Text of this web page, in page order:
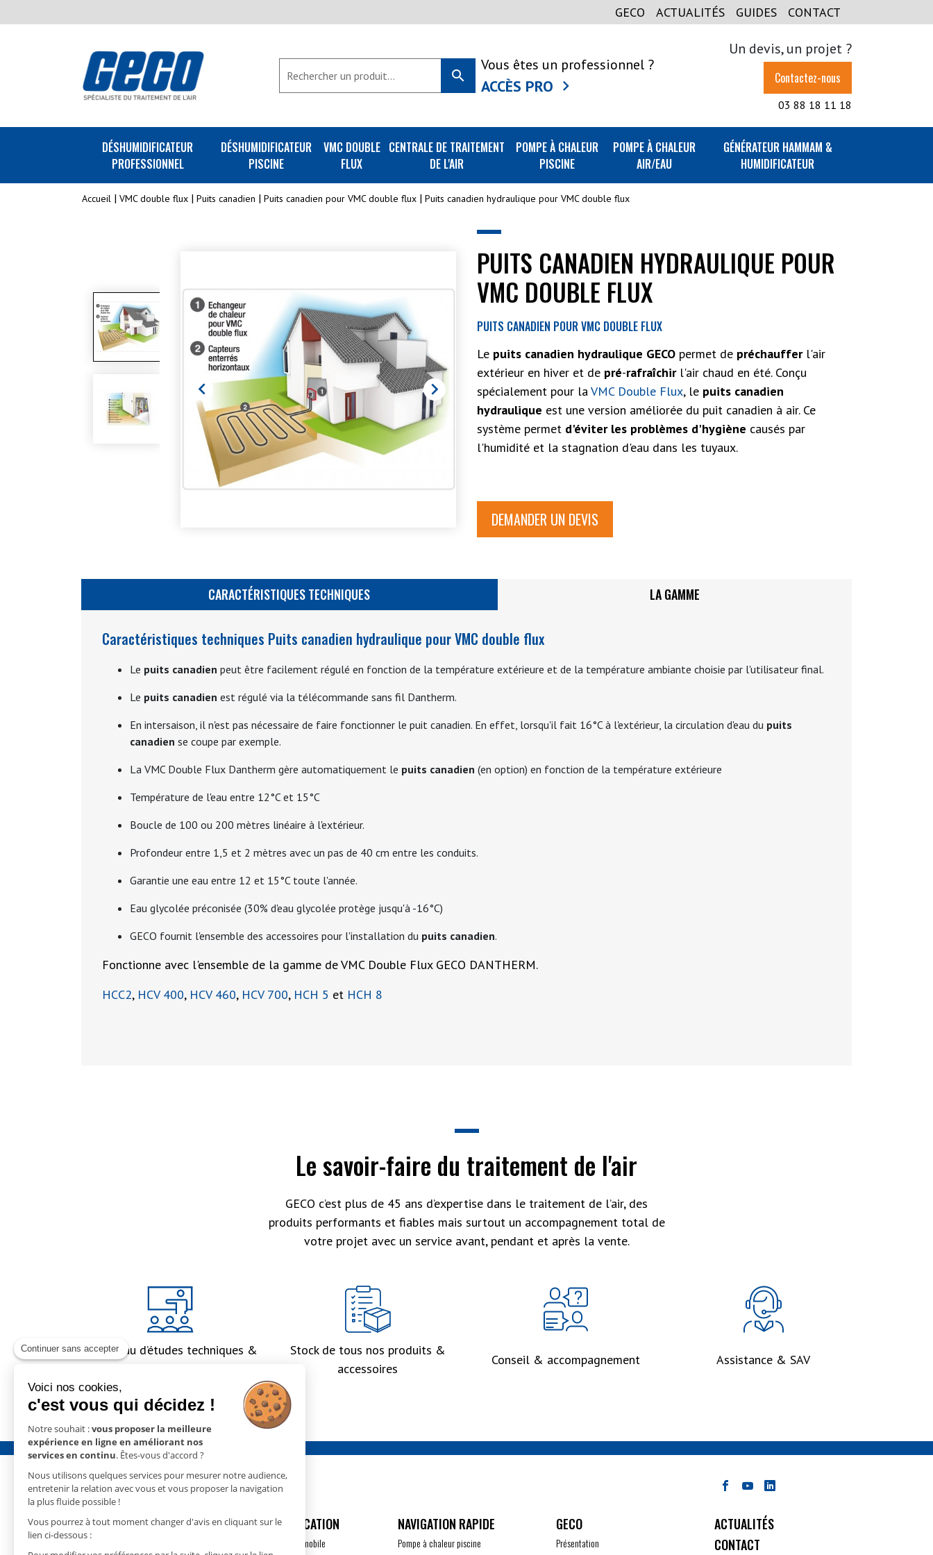
Continuer sans accepter
Voici nos cookies,
c'est vous qui décidez !
Notre souhait :vous proposer la meilleure
expérience en ligne en améliorant nos
services en continu. Êtes-vous d'accord ?
Nous utilisons quelques services pour mesurer notre audience,
entretenir la relation avec vous et vous proposer la navigation
la plus fluide possible !
Vous pourrez à tout moment changer d'avis en cliquant sur le
lien ci-dessous :
GECO ACTUALITÉS GUIDES CONTACT
search
Vous êtes un professionnel ?
ACCÈS PRO
Un devis, un projet ?
Contactez-nous
03 88 18 11 18
DÉSHUMIDIFICATEUR
PROFESSIONNEL
DÉSHUMIDIFICATEUR
PISCINE
VMC DOUBLE
FLUX
CENTRALE DE TRAITEMENT
DE L'AIR
POMPE À CHALEUR
PISCINE
POMPE À CHALEUR
AIR/EAU
GÉNÉRATEUR HAMMAM &
HUMIDIFICATEUR
Accueil VMC double flux Puits canadien Puits canadien pour VMC double flux Puits canadien hydraulique pour VMC double flux
 
PUITS CANADIEN HYDRAULIQUE POUR
VMC DOUBLE FLUX
PUITS CANADIEN POUR VMC DOUBLE FLUX
Le puits canadien hydraulique GECO permet de préchaufferl'air
extérieur en hiver et de pré-rafraîchirl'air chaud en été. Conçu
spécialement pour laVMC Double Flux, le puits canadien
hydraulique est une version améliorée du puit canadien à air. Ce
système permet d'éviter les problèmes d'hygiène causés par
l'humidité et la stagnation d'eau dans les tuyaux.
DEMANDER UN DEVIS
CARACTÉRISTIQUES TECHNIQUES LA GAMME
Caractéristiques techniques Puits canadien hydraulique pour VMC double flux
Le puits canadien peut être facilement régulé en fonction de la température extérieure et de la température ambiante choisie par l'utilisateur final.
Le puits canadien est régulé via la télécommande sans fil Dantherm.
En intersaison, il n'est pas nécessaire de faire fonctionner le puit canadien. En effet, lorsqu'il fait 16°C à l'extérieur, la circulation d'eau du puits
canadien se coupe par exemple.
La VMC Double Flux Dantherm gère automatiquement le puits canadien (en option) en fonction de la température extérieure
Température de l'eau entre 12°C et 15°C
Boucle de 100 ou 200 mètres linéaire à l'extérieur.
Profondeur entre 1,5 et 2 mètres avec un pas de 40 cm entre les conduits.
Garantie une eau entre 12 et 15°C toute l'année.
Eau glycolée préconisée (30% d'eau glycolée protège jusqu'à -16°C)
GECO fournit l'ensemble des accessoires pour l'installation du puits canadien.
Fonctionne avec l'ensemble de la gamme de VMC Double Flux GECO DANTHERM.
HCC2, HCV 400, HCV 460, HCV 700, HCH 5 et HCH 8
Le savoir-faire du traitement de l'air
GECO c’est plus de 45 ans d’expertise dans le traitement de l’air, des
produits performants et fiables mais surtout un accompagnement total de
votre projet avec un service avant, pendant et après la vente.
Un bureau d’études techniques &
Stock de tous nos produits &
accessoires
Conseil & accompagnement Assistance & SAV
GECO- 15 rue Nicolas Cugnot
67410 DRUSENHEIM
DÉSHUMIDIFICATION
Déshumidification mobile
Pompe à chaleur piscine
GECO
Présentation
ACTUALITÉS
CONTACT